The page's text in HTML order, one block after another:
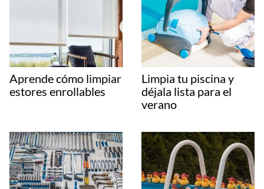
Aprende cómo limpiar
estores enrollables
Limpia tu piscina y
déjala lista para el
verano